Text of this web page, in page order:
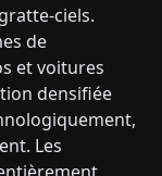
ciels.
de
et voitures
densifiée
Les